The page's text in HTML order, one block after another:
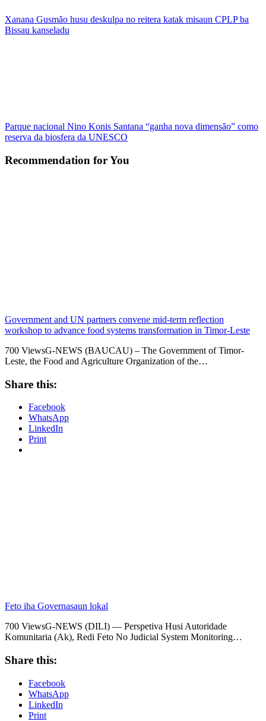
Xanana Gusmão husu deskulpa no reitera katak misaun CPLP ba
Bissau kanseladu
Parque nacional Nino Konis Santana “ganha nova dimensão” como
reserva da biosfera da UNESCO
Recommendation for You
Government and UN partners convene mid-term reflection
workshop to advance food systems transformation in Timor-Leste
700 ViewsG-NEWS (BAUCAU) – The Government of Timor-
Leste, the Food and Agriculture Organization of the…
Share this:
Facebook
WhatsApp
LinkedIn
Print
Feto iha Governasaun lokal
700 ViewsG-NEWS (DILI) — Perspetiva Husi Autoridade
Komunitaria (Ak), Redi Feto No Judicial System Monitoring…
Share this:
Facebook
WhatsApp
LinkedIn
Print